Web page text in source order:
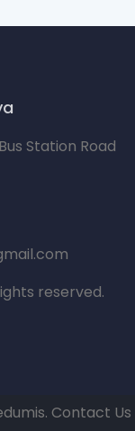
Station Road
reserved.
. Contact Us